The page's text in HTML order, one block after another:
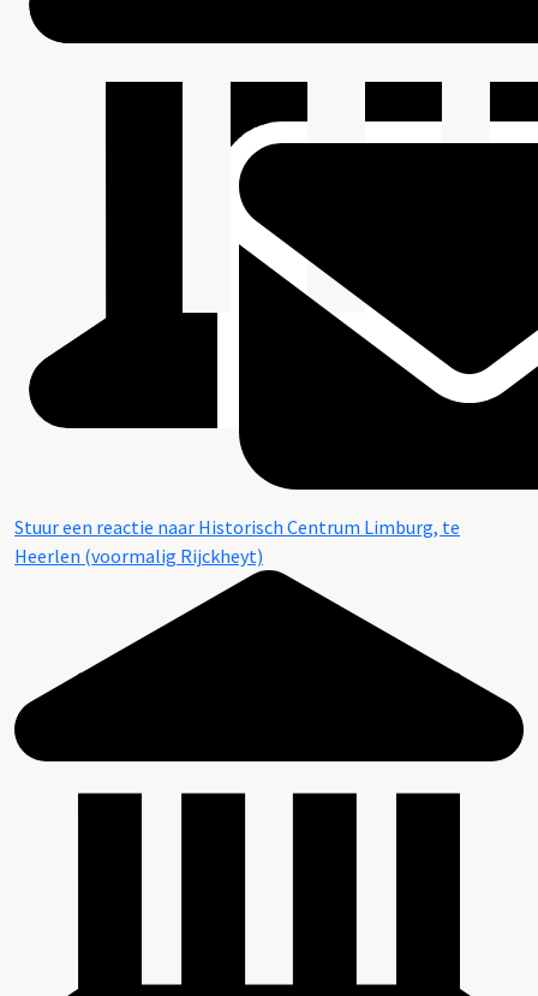
Stuur een reactie naar Historisch Centrum Limburg, te
Heerlen (voormalig Rijckheyt)